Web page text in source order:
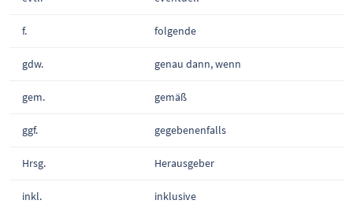
f. folgende
gdw. genau dann, wenn
gem. gemäß
ggf. gegebenenfalls
Hrsg. Herausgeber
inkl. inklusive